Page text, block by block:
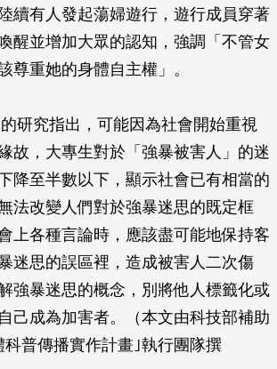
續有人發起蕩婦遊行，遊行成員穿著
醒並增加大眾的認知，強調「不管女
尊重她的身體自主權」。
研究指出，可能因為社會開始重視
故，大專生對於「強暴被害人」的迷
降至半數以下，顯示社會已有相當的
法改變人們對於強暴迷思的既定框
上各種言論時，應該盡可能地保持客
迷思的誤區裡，造成被害人二次傷
強暴迷思的概念，別將他人標籤化或
己成為加害者。（本文由科技部補助
科普傳播實作計畫｣執行團隊撰